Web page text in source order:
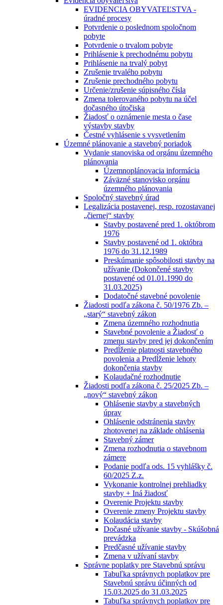
EVIDENCIA OBYVATEĽSTVA -
úradné procesy
Potvrdenie o poslednom spoločnom
pobyte
Potvrdenie o trvalom pobyte
Prihlásenie k prechodnému pobytu
Prihlásenie na trvalý pobyt
Zrušenie trvalého pobytu
Zrušenie prechodného pobytu
Určenie/zrušenie súpisného čísla
Zmena tolerovaného pobytu na účel
dočasného útočiska
Žiadosť o oznámenie mesta o čase
výstavby stavby
Čestné vyhlásenie s vysvetlením
Územné plánovanie a stavebný poriadok
Vydanie stanoviska od orgánu územného
plánovania
Územnoplánovacia informácia
Záväzné stanovisko orgánu
územného plánovania
Spoločný stavebný úrad
Legalizácia postavenej, resp. rozostavanej
„čiernej“ stavby
Stavby postavené pred 1. októbrom
1976
Stavby postavené od 1. októbra
1976 do 31.12.1989
Preskúmanie spôsobilosti stavby na
užívanie (Dokončené stavby
postavené od 01.01.1990 do
31.03.2025)
Dodatočné stavebné povolenie
Žiadosti podľa zákona č. 50/1976 Zb. –
„starý“ stavebný zákon
Zmena územného rozhodnutia
Stavebné povolenie a Žiadosť o
zmenu stavby pred jej dokončením
Predĺženie platnosti stavebného
povolenia a Predĺženie lehoty
dokončenia stavby
Kolaudačné rozhodnutie
Žiadosti podľa zákona č. 25/2025 Zb. –
„nový“ stavebný zákon
Ohlásenie stavby a stavebných
úprav
Ohlásenie odstránenia stavby
zhotovenej na základe ohlásenia
Stavebný zámer
Zmena rozhodnutia o stavebnom
zámere
Podanie podľa ods. 15 vyhlášky č.
60/2025 Z.z.
Vykonanie kontrolnej prehliadky
stavby + Iná žiadosť
Overenie Projektu stavby
Overenie zmeny Projektu stavby
Kolaudácia stavby
Dočasné užívanie stavby - Skúšobná
prevádzka
Predčasné užívanie stavby
Zmena v užívaní stavby
Správne poplatky pre Stavebnú správu
Tabuľka správnych poplatkov pre
Stavebnú správu účinných od
15.03.2025 do 31.03.2025
Tabuľka správnych poplatkov pre